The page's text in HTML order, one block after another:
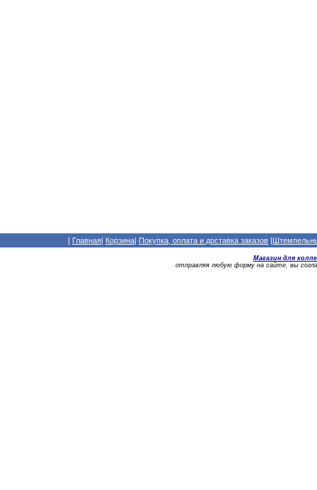
[ Главная| Корзина| Покупка, оплата и доставка заказов |
Магазин для
отправляя любую форму на сайте, вы